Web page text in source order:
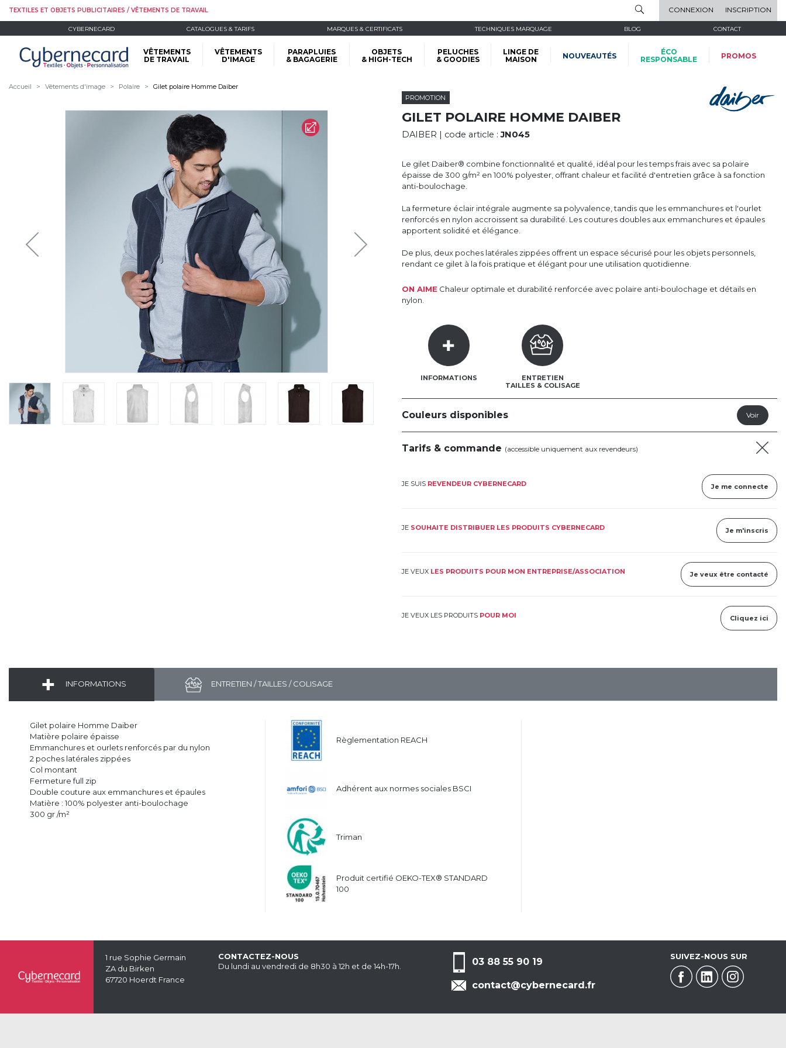
TEXTILES ET OBJETS PUBLICITAIRES / VÊTEMENTS DE TRAVAIL CONNEXION INSCRIPTION
CYBERNECARD CATALOGUES & TARIFS MARQUES & CERTIFICATS TECHNIQUES MARQUAGE BLOG CONTACT
VÊTEMENTS
DE TRAVAIL
VÊTEMENTS
D'IMAGE
PARAPLUIES
& BAGAGERIE
OBJETS
& HIGH-TECH
PELUCHES
& GOODIES
LINGE DE
MAISON
NOUVEAUTÉS
ÉCO
RESPONSABLE
PROMOS
Accueil Vêtements d'image Polaire
Gilet polaire Homme Daiber
PROMOTION
GILET POLAIRE HOMME DAIBER
DAIBER | code article :JN045
Le gilet Daiber® combine fonctionnalité et qualité, idéal pour les temps frais avec sa polaire
épaisse de 300 g/m² en 100% polyester, offrant chaleur et facilité d'entretien grâce à sa fonction
anti-boulochage.
La fermeture éclair intégrale augmente sa polyvalence, tandis que les emmanchures et l'ourlet
renforcés en nylon accroissent sa durabilité. Les coutures doubles aux emmanchures et épaules
apportent solidité et élégance.
De plus, deux poches latérales zippées offrent un espace sécurisé pour les objets personnels,
rendant ce gilet à la fois pratique et élégant pour une utilisation quotidienne.
ON AIME Chaleur optimale et durabilité renforcée avec polaire anti-boulochage et détails en
nylon.
INFORMATIONS
ENTRETIEN
TAILLES & COLISAGE
Couleurs disponibles
Tarifs & commande (accessible uniquement aux revendeurs)
JE SUIS REVENDEUR CYBERNECARD Je me connecte
JE SOUHAITE DISTRIBUER LES PRODUITS CYBERNECARD Je m'inscris
JE VEUX LES PRODUITS POUR MON ENTREPRISE/ASSOCIATION Je veux être contacté
JE VEUX LES PRODUITS POUR MOI Cliquez ici
INFORMATIONS ENTRETIEN / TAILLES / COLISAGE
Gilet polaire Homme Daiber
Matière polaire épaisse
Emmanchures et ourlets renforcés par du nylon
2 poches latérales zippées
Col montant
Fermeture full zip
Double couture aux emmanchures et épaules
Matière : 100% polyester anti-boulochage
300 gr /m²
Règlementation REACH
Adhérent aux normes sociales BSCI
Triman
Produit certifié OEKO-TEX® STANDARD
100
1 rue Sophie Germain
ZA du Birken
67720 Hoerdt France
CONTACTEZ-NOUS
Du lundi au vendredi de 8h30 à 12h et de 14h-17h.
03 88 55 90 19
contact@cybernecard.fr
SUIVEZ-NOUS SUR